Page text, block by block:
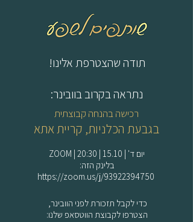
תודה שהצטרפת אלינו!
נתראה בקרוב בוובינר:
רכישה בהנחה קבוצתית
בגבעת הכלניות, קריית אתא
יום ד' | 15.10 | 20:30 | ZOOM
בלינק הזה:
https://zoom.us/j/93922394750
כדי לקבל תזכורת לפני הוובינר,
הצטרפו לקבוצת הווטסאפ שלנו: